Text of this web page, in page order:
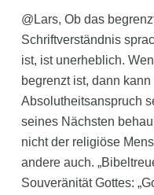
@Lars, Ob das
Schriftverständnis
ist, ist unerheblich.
begrenzt ist, dann
Absolutheitsanspruch
seines Nächsten
nicht der religiöse
andere auch.
Souveränität Gottes: